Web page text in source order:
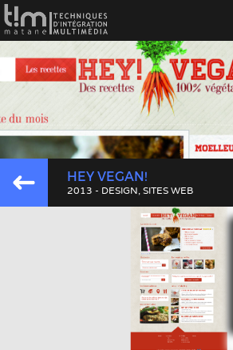
HEY VEGAN!
2013 - DESIGN, SITES WEB